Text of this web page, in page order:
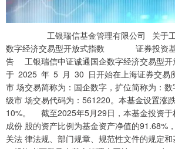
工银瑞信基金管理有限公司 关于工
数字经济交易型开放式指数 证券投资基
告 工银瑞信中证诚通国企数字经济交易型开
于 2025 年 5 月 30 日开始在上海证券交易
市 场交易简称为：国企数字，扩位简称为：
级市 场交易代码为：561220。本基金设置涨
10%。 截至2025年5月29日，本基金投资于
成份 股的资产比例为基金资产净值的91.68%
关法 律法规、部门规章、规范性文件的规定和